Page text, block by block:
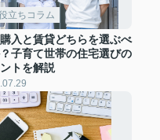
立ちコラム
入と賃貸どちらを選ぶべ
子育て世帯の住宅選びの
トを解説